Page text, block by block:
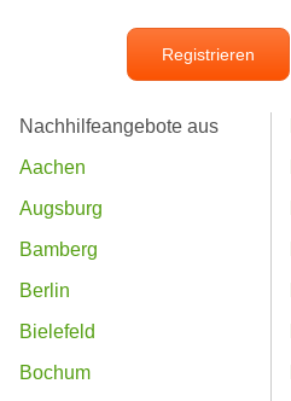
Registrieren
Nachhilfeangebote aus
Aachen
Augsburg
Bamberg
Berlin
Bielefeld
Bochum